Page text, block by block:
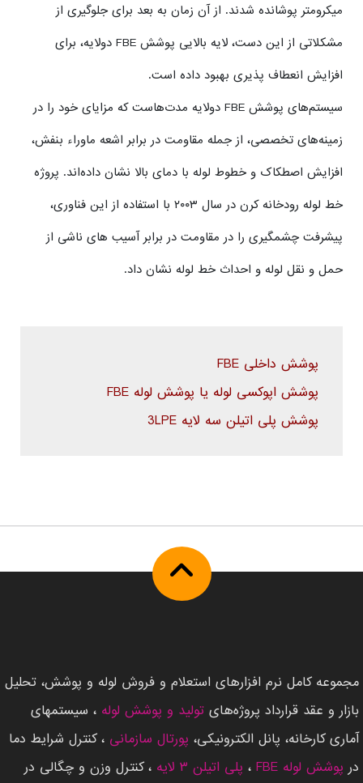
میکرومتر پوشانده شدند. از آن زمان به بعد برای جلوگیری از
مشکلاتی از این دست، لایه بالایی پوشش FBE دولایه، برای
افزایش انعطاف پذیری بهبود داده است.
سیستم‌های پوشش FBE دولایه مدت‌هاست که مزایای خود را در
زمینه‌های تخصصی، از جمله مقاومت در برابر اشعه ماوراء بنفش،
افزایش اصطکاک و خطوط لوله با دمای بالا نشان داده‌اند. پروژه
خط لوله رودخانه کرن در سال ۲۰۰۳ با استفاده از این فناوری،
پیشرفت چشمگیری را در مقاومت در برابر آسیب های ناشی از
حمل و نقل لوله و احداث خط لوله نشان داد.
پوشش داخلی FBE
پوشش اپوکسی لوله یا پوشش لوله FBE
پوشش پلی اتیلن سه لایه 3LPE
مجموعه کامل نرم افزارهای استعلام و فروش لوله و پوشش، تحلیل
بازار و عقد قرارداد پروژه‌های تولید و پوشش لوله ، سیستمهای
آماری کارخانه، پانل الکترونیکی، پورتال سازمانی ، کنترل شرایط دما
در پوشش لوله FBE ، پلی اتیلن ۳ لایه ، کنترل وزن و چگالی در